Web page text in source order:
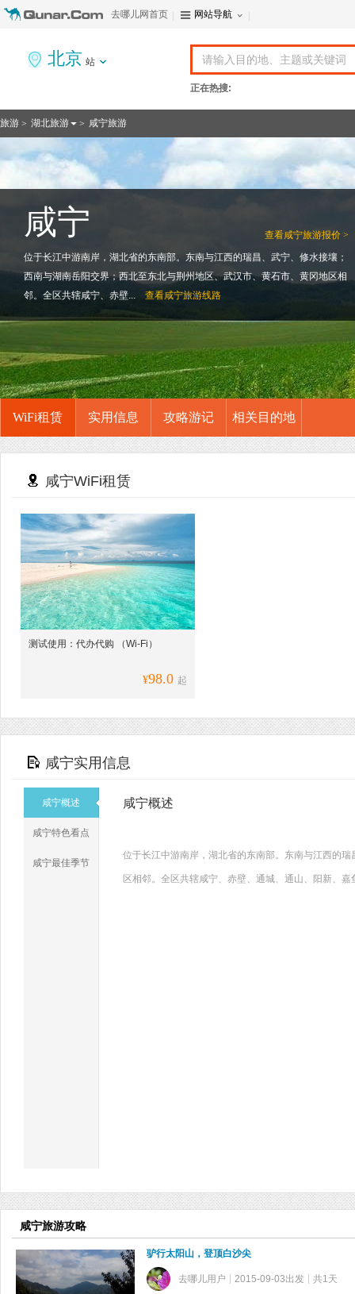
去哪儿网首页 网站导航
北京 站
正在热搜:
旅游 > 湖北旅游 > 咸宁旅游
查看咸宁旅游报价 >
咸宁
位于长江中游南岸，湖北省的东南部。东南与江西的瑞昌、武宁、修水接壤；
西南与湖南岳阳交界；西北至东北与荆州地区、武汉市、黄石市、黄冈地区相
邻。全区共辖咸宁、赤壁...
查看咸宁旅游线路
WiFi租赁 实用信息 攻略游记 相关目的地
咸宁WiFi租赁
测试使用：代办代购 （Wi-Fi）
¥98.0 起
咸宁实用信息
咸宁概述
咸宁特色看点
咸宁最佳季节
咸宁概述
位于长江中游南岸，湖北省的东南部。东南与江西的
区相邻。全区共辖咸宁、赤壁、通城、通山、阳新、
咸宁旅游攻略
驴行太阳山，登顶白沙尖
去哪儿用户 2015-09-03出发 共1天